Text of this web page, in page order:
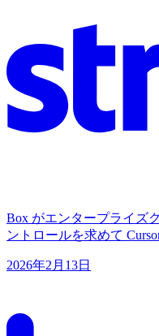
Box がエンタープライズ
ントロールを求めて
2026年2月13日